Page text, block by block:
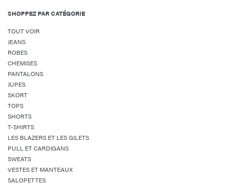
SHOPPEZ PAR CATÉGORIE
TOUT VOIR
JEANS
ROBES
CHEMISES
PANTALONS
JUPES
SKORT
TOPS
SHORTS
T-SHIRTS
LES BLAZERS ET LES GILETS
PULL ET CARDIGANS
SWEATS
VESTES ET MANTEAUX
SALOPETTES